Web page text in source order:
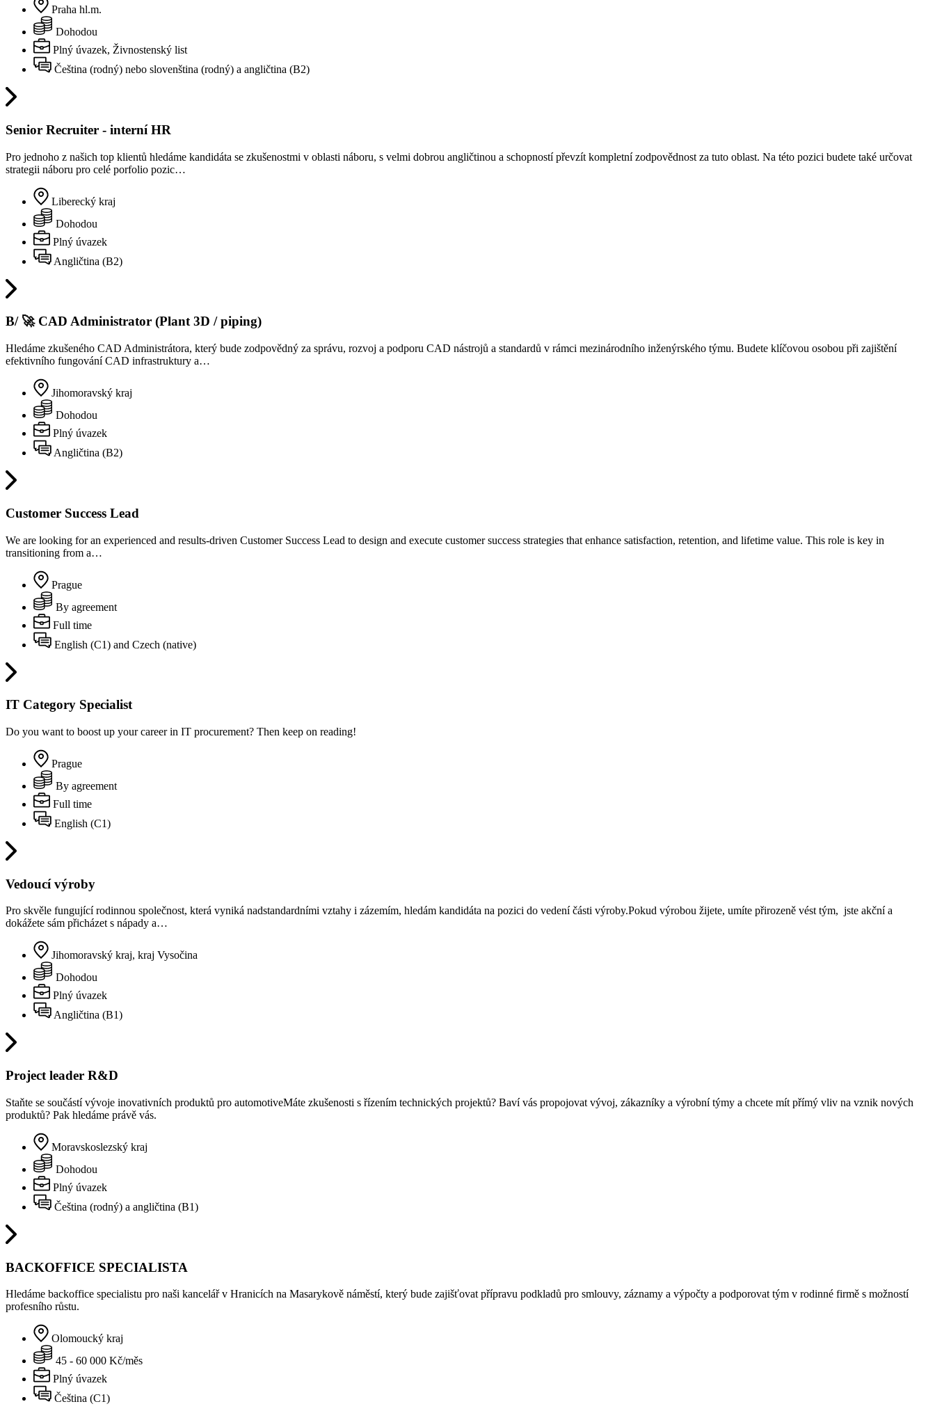
Praha hl.m.
Dohodou
Plný úvazek, Živnostenský list
Čeština (rodný) nebo slovenština (rodný) a angličtina (B2)
Senior Recruiter - interní HR
Pro jednoho z našich top klientů hledáme kandidáta se zkušenostmi v oblasti náboru, s velmi dobrou angličtinou a schopností převzít kompletní zodpovědnost za tuto oblast. Na této pozici budete také určovat
strategii náboru pro celé porfolio pozic…
Liberecký kraj
Dohodou
Plný úvazek
Angličtina (B2)
B/ 🚀 CAD Administrator (Plant 3D / piping)
Hledáme zkušeného CAD Administrátora, který bude zodpovědný za správu, rozvoj a podporu CAD nástrojů a standardů v rámci mezinárodního inženýrského týmu. Budete klíčovou osobou při zajištění
efektivního fungování CAD infrastruktury a…
Jihomoravský kraj
Dohodou
Plný úvazek
Angličtina (B2)
Customer Success Lead
We are looking for an experienced and results-driven Customer Success Lead to design and execute customer success strategies that enhance satisfaction, retention, and lifetime value. This role is key in
transitioning from a…
Prague
By agreement
Full time
English (C1) and Czech (native)
IT Category Specialist
Do you want to boost up your career in IT procurement? Then keep on reading!
Prague
By agreement
Full time
English (C1)
Vedoucí výroby
Pro skvěle fungující rodinnou společnost, která vyniká nadstandardními vztahy i zázemím, hledám kandidáta na pozici do vedení části výroby.Pokud výrobou žijete, umíte přirozeně vést tým, jste akční a
dokážete sám přicházet s nápady a…
Jihomoravský kraj, kraj Vysočina
Dohodou
Plný úvazek
Angličtina (B1)
Project leader R&D
Staňte se součástí vývoje inovativních produktů pro automotiveMáte zkušenosti s řízením technických projektů? Baví vás propojovat vývoj, zákazníky a výrobní týmy a chcete mít přímý vliv na vznik nových
produktů? Pak hledáme právě vás.
Moravskoslezský kraj
Dohodou
Plný úvazek
Čeština (rodný) a angličtina (B1)
BACKOFFICE SPECIALISTA
Hledáme backoffice specialistu pro naši kancelář v Hranicích na Masarykově náměstí, který bude zajišťovat přípravu podkladů pro smlouvy, záznamy a výpočty a podporovat tým v rodinné firmě s možností
profesního růstu.
Olomoucký kraj
45 - 60 000 Kč/měs
Plný úvazek
Čeština (C1)